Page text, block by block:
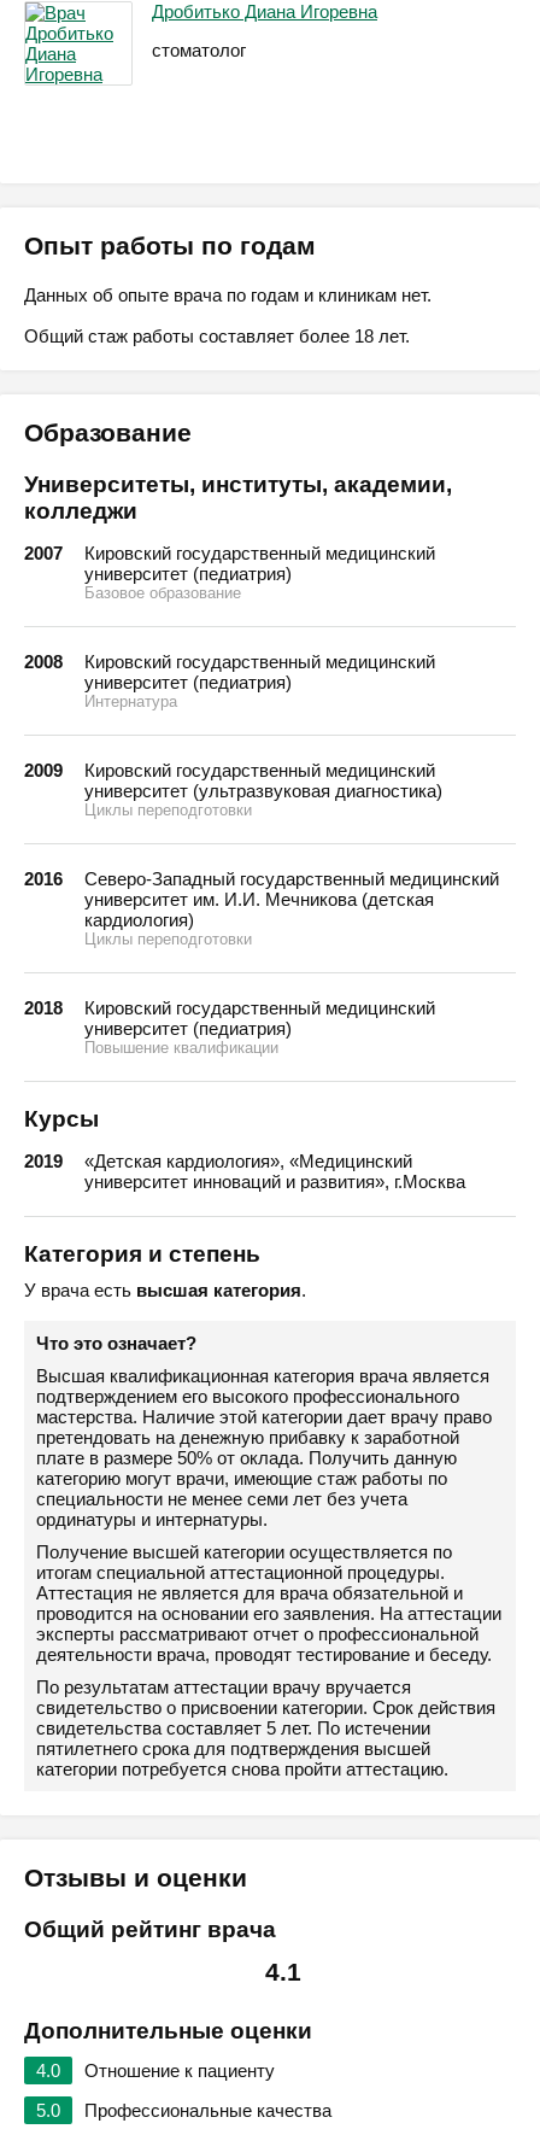
Дробитько Диана Игоревна
стоматолог
Опыт работы по годам
Данных об опыте врача по годам и клиникам нет.
Общий стаж работы составляет более 18 лет.
Образование
Университеты, институты, академии,
колледжи
2007
Кировский государственный медицинский
университет (педиатрия)
Базовое образование
2008
Кировский государственный медицинский
университет (педиатрия)
Интернатура
2009
Кировский государственный медицинский
университет (ультразвуковая диагностика)
Циклы переподготовки
2016
Северо-Западный государственный медицинский
университет им. И.И. Мечникова (детская
кардиология)
Циклы переподготовки
2018
Кировский государственный медицинский
университет (педиатрия)
Повышение квалификации
Курсы
2019
«Детская кардиология», «Медицинский
университет инноваций и развития», г.Москва
Категория и степень
У врача есть высшая категория.
Что это означает?
Высшая квалификационная категория врача является
подтверждением его высокого профессионального
мастерства. Наличие этой категории дает врачу право
претендовать на денежную прибавку к заработной
плате в размере 50% от оклада. Получить данную
категорию могут врачи, имеющие стаж работы по
специальности не менее семи лет без учета
ординатуры и интернатуры.
Получение высшей категории осуществляется по
итогам специальной аттестационной процедуры.
Аттестация не является для врача обязательной и
проводится на основании его заявления. На аттестации
эксперты рассматривают отчет о профессиональной
деятельности врача, проводят тестирование и беседу.
По результатам аттестации врачу вручается
свидетельство о присвоении категории. Срок действия
свидетельства составляет 5 лет. По истечении
пятилетнего срока для подтверждения высшей
категории потребуется снова пройти аттестацию.
Отзывы и оценки
Общий рейтинг врача
4.1
Дополнительные оценки
4.0
Отношение к пациенту
5.0
Профессиональные качества